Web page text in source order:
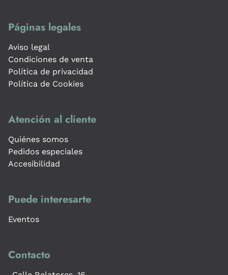
Páginas legales
Aviso legal
Condiciones de venta
Política de privacidad
Política de Cookies
Atención al cliente
Quiénes somos
Pedidos especiales
Accesibilidad
Puede interesarte
Eventos
Contacto